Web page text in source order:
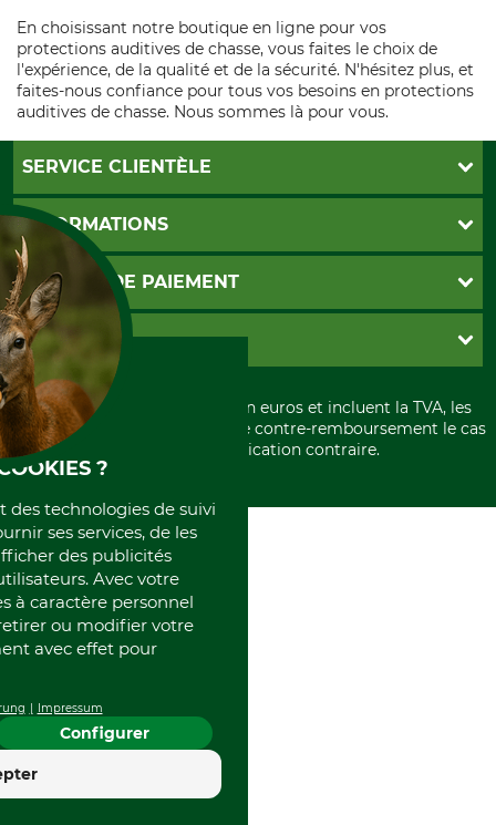
En choisissant notre boutique en ligne pour vos
protections auditives de chasse, vous faites le choix de
l'expérience, de la qualité et de la sécurité. N'hésitez plus, et
faites-nous confiance pour tous vos besoins en protections
auditives de chasse. Nous sommes là pour vous.
SERVICE CLIENTÈLE
Foire aux questions
Abonnement à la newsletter
Contact
Garantie / Devis
Paramètres des cookies
INFORMATIONS
CGV
Livraison
Conditions d'annulation
Formulaire de rétraction
Politique de confidentialité
Élimination et environnement
Rétractation de votre commande
MOYENS DE PAIEMENT
PayPal
Carte de crédit
Paiement á l'avance
GRUBE KG
Histoire
International
Portrait
Qui sommes-nous
Tous les prix sont exprimés en euros et incluent la TVA, les
frais d'expédition et les frais de contre-remboursement le cas
échéant, sauf indication contraire.
?
des technologies de suivi
ses services, de les
des publicités
Avec votre
à caractère personnel
ou modifier votre
avec effet pour
Impressum
Configurer